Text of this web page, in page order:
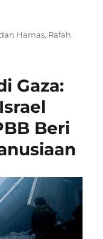
Hamas, Rafah
Gaza:
Beri